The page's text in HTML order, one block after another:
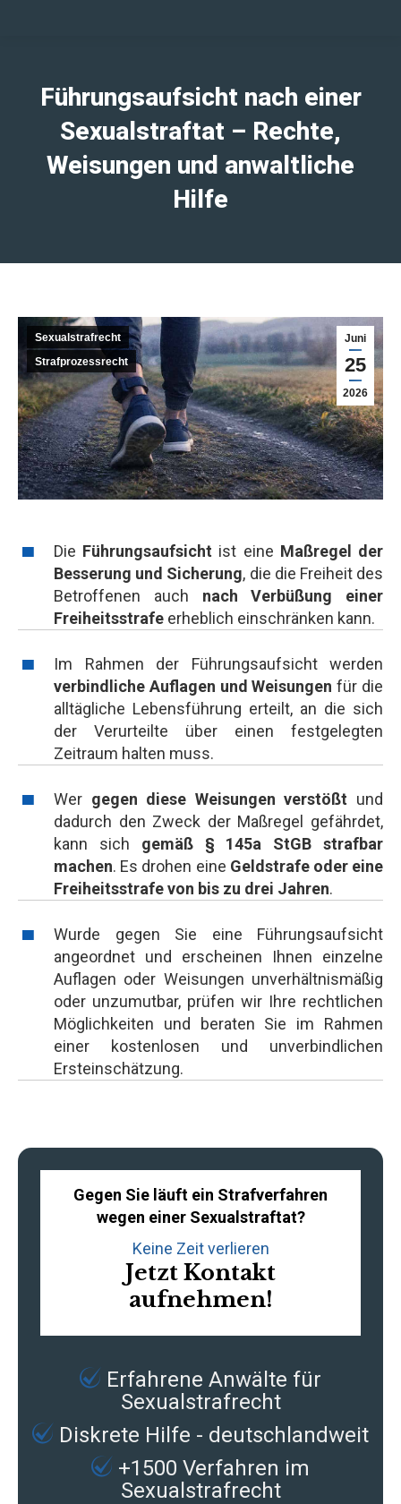
Führungsaufsicht nach einer
Sexualstraftat – Rechte,
Weisungen und anwaltliche
Hilfe
Juni
25
2026
Sexualstrafrecht
Strafprozessrecht
Die Führungsaufsicht ist eine Maßregel der
Besserung und Sicherung, die die Freiheit des
Betroffenen auch nach Verbüßung einer
Freiheitsstrafe erheblich einschränken kann.
Im Rahmen der Führungsaufsicht werden
verbindliche Auflagen und Weisungen für die
alltägliche Lebensführung erteilt, an die sich
der Verurteilte über einen festgelegten
Zeitraum halten muss.
Wer gegen diese Weisungen verstößt und
dadurch den Zweck der Maßregel gefährdet,
kann sich gemäß § 145a StGB strafbar
machen. Es drohen eine Geldstrafe oder eine
Freiheitsstrafe von bis zu drei Jahren.
Wurde gegen Sie eine Führungsaufsicht
angeordnet und erscheinen Ihnen einzelne
Auflagen oder Weisungen unverhältnismäßig
oder unzumutbar, prüfen wir Ihre rechtlichen
Möglichkeiten und beraten Sie im Rahmen
einer kostenlosen und unverbindlichen
Ersteinschätzung.
Gegen Sie läuft ein Strafverfahren
wegen einer Sexualstraftat?
Keine Zeit verlieren
Jetzt Kontakt
aufnehmen!
Erfahrene Anwälte für
Sexualstrafrecht
Diskrete Hilfe - deutschlandweit
+1500 Verfahren im
Sexualstrafrecht